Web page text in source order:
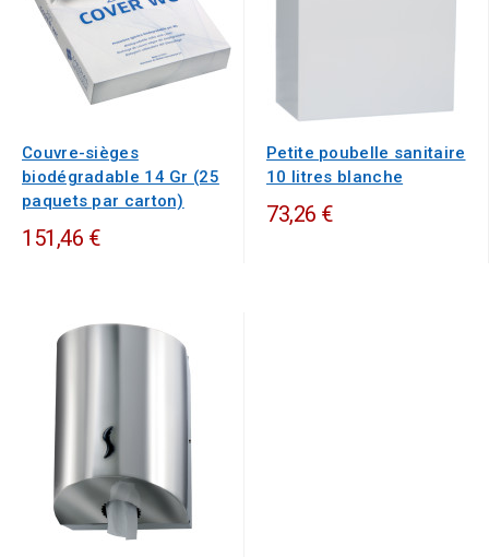
Couvre-sièges
biodégradable 14 Gr (25
paquets par carton)
151,46 €
Petite poubelle sanitaire
10 litres blanche
73,26 €